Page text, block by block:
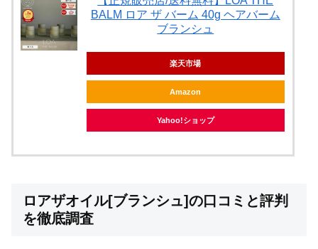
BALM ロア ザ バーム 40g ヘアバーム
ブランシュ
楽天市場
Amazon
Yahoo!ショップ
ロアザオイル[ブランシュ]の口コミと評判
を徹底調査